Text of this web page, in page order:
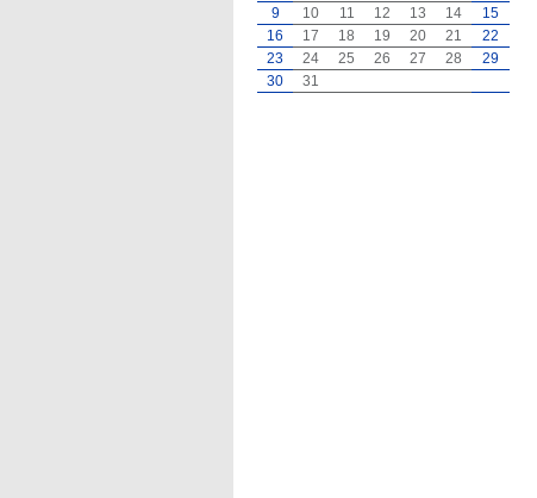
9
10 11 12 13 14
15
16
17 18 19 20 21
22
23
24 25 26 27 28
29
30
31